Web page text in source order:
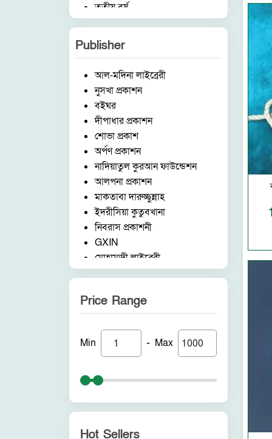
তৃতীয় বর্ষ
চতুর্থ বর্ষ
পঞ্চম বর্ষ
হিফয
ষ্টেশনারী
ছোটদের কর্ণার
বিষয়
ইসলামিক আইটেম
মক্তব
উচ্চতর বিভাগ
Publisher
আল-মদিনা লাইব্রেরী
নুসখা প্রকাশন
বইঘর
দীপাধার প্রকাশন
শোভা প্রকাশ
অর্পণ প্রকাশন
নাদিয়াতুল কুরআন ফাউন্ডেশন
আলপনা প্রকাশন
মাকতাবা দারুচ্ছুন্নাহ
ইদরীসিয়া কুতুবখানা
নিবরাস প্রকাশনী
GXIN
মোহাম্মদী লাইব্রেরী
নাদিয়াতুল কুরআন ফাউন্ডেশন
আকীল পাবলিকেশন
নন ব্র্যান্ড
পুনরায় প্রকাশন
হাকীমুল উম্মত প্রকাশনী
সীরাহ প্রকাশ
Price Range
Min - Max
Hot Sellers